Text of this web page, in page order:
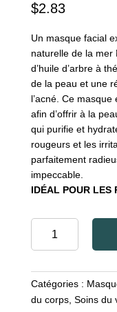
$2.83
Un masque facial
naturelle de la mer
d’huile d’arbre à
de la peau et une
l’acné. Ce
afin d’offrir à la
qui purifie et
rougeurs et les
parfaitement
impeccable.
IDÉAL POUR LES
PURIFIANT
À
LA
Catégories :
du corps, Soins du